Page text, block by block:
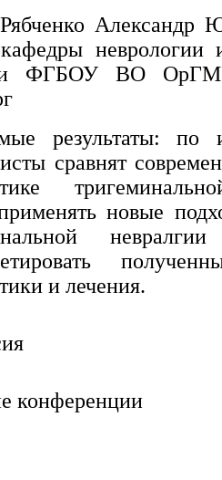
Александр
неврологии
ФГБОУ ВО
результаты: по
сравнят
новые
и лечения.
конференции